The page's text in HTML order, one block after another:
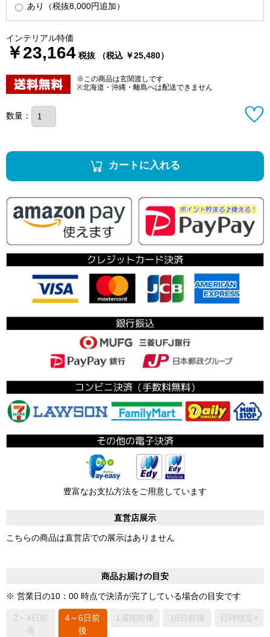
あり（税抜8,000円追加）
インテリアル特価
￥23,164 税抜 （税込 ￥25,480）
※この商品は玄関渡しです
※北海道・沖縄・離島へは配送できません
数量：
カートに入れる
豊富なお支払方法をご用意しています
直営店展示
こちらの商品は直営店での展示はありません
商品お届けの目安
※ 営業日の10：00 時点で決済が完了している場合の目安です
2～4日前
後
4～6日前
後
1週間前後 10日前後 日時指定×